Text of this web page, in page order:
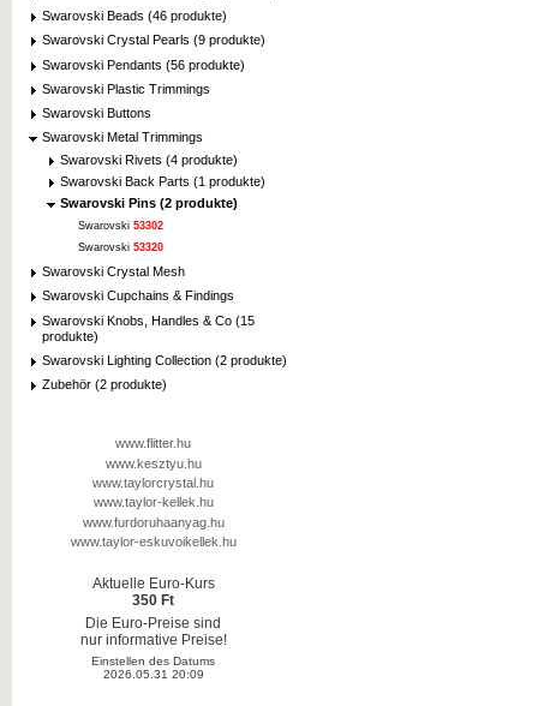
Swarovski Beads (46 produkte)
Swarovski Crystal Pearls (9 produkte)
Swarovski Pendants (56 produkte)
Swarovski Plastic Trimmings
Swarovski Buttons
Swarovski Metal Trimmings
Swarovski Rivets (4 produkte)
Swarovski Back Parts (1 produkte)
Swarovski Pins (2 produkte)
Swarovski 53302
Swarovski 53320
Swarovski Crystal Mesh
Swarovski Cupchains & Findings
Swarovski Knobs, Handles & Co (15
produkte)
Swarovski Lighting Collection (2 produkte)
Zubehör (2 produkte)
www.flitter.hu
www.kesztyu.hu
www.taylorcrystal.hu
www.taylor-kellek.hu
www.furdoruhaanyag.hu
www.taylor-eskuvoikellek.hu
Aktuelle Euro-Kurs
350 Ft
Die Euro-Preise sind
nur informative Preise!
Einstellen des Datums
2026.05.31 20:09